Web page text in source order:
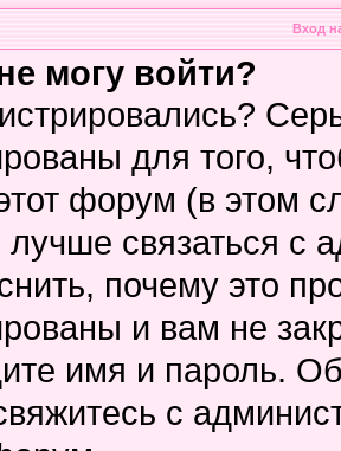
Вход
могу войти?
для того,
форум (в этом
лучше связаться с
почему это
и вам не
имя и пароль.
с